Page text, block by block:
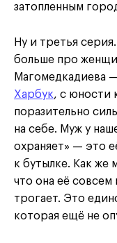
затопленным
Ну и третья
больше про
Магомедкадиева
Харбук, с юности
поразительно
на себе. Муж у
охраняет» — это
к бутылке. Как же
что она её совсем
трогает. Это
которая ещё не